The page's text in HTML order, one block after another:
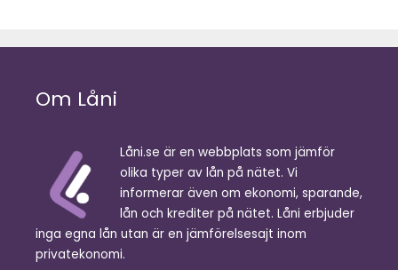
Om Låni
Låni.se är en webbplats som jämför
olika typer av lån på nätet. Vi
informerar även om ekonomi, sparande,
lån och krediter på nätet. Låni erbjuder
inga egna lån utan är en jämförelsesajt inom
privatekonomi.